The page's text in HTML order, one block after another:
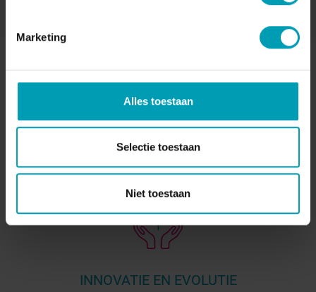
Marketing
Alles toestaan
Selectie toestaan
Niet toestaan
MENSEN EERST!
INNOVATIE EN EVOLUTIE